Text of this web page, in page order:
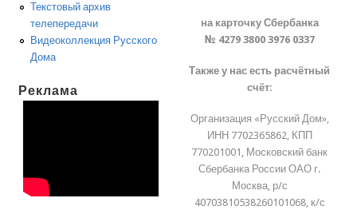
Текстовый архив
телепередачи
Видеоколлекция Русского
Дома
Реклама
на карточку Сбербанка
№ 4279 3800 3976 0337
Также у нас есть расчётный
счёт:
Организация «Русский Дом»,
ИНН 7702365862, КПП
770201001, Московский банк
Сбербанка России ОАО г.
Москва, р/с
40703810538260101068, к/с